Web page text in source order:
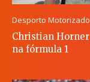
Desporto Motorizado
Christian
na fórmula 1